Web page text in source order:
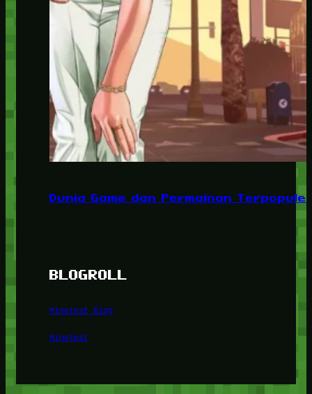
Dunia Game dan Permainan
BLOGROLL
Minetest Blog
Minetest